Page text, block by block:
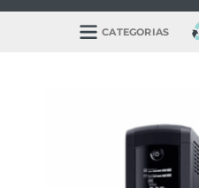
CATEGORIAS